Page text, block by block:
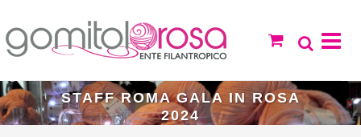
STAFF ROMA GALA IN ROSA
2024